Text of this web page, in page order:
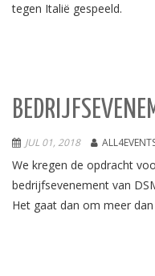
tegen Italië gespeeld.
JUL 01, 2018
We kregen de opdracht
bedrijfsevenement van
Het gaat dan om meer